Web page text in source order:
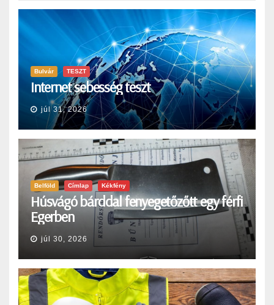
Bulvár TESZT
Internet sebesség teszt
júl 31, 2026
Belföld Címlap Kékfény
Húsvágó bárddal fenyegetőzőtt egy férfi
Egerben
júl 30, 2026